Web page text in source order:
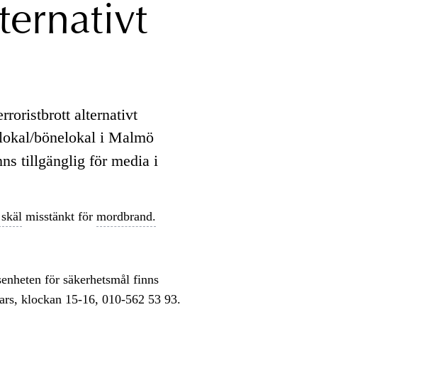
alternativt
bönelokal i Malmö
tillgänglig för media i
misstänkt för mordbrand.
för säkerhetsmål finns
klockan 15-16, 010-562 53 93.